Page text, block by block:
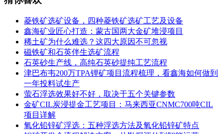
菱铁矿选矿设备，四种菱铁矿选矿工艺及设备
鑫海矿业匠心打造：蒙古国两大金矿堆浸项目
稀土矿为什么难选？这四大原因不可忽视
磁铁矿和石英伴生选矿流程
石英砂生产线，高纯石英砂提纯工艺流程
津巴布韦200万TPA锂矿项目流程梳理，看鑫海如何做到
一年投料试生产
萤石浮选效果好不好，取决于五个关键参数
金矿CIL炭浸提金工艺项目：马来西亚CNMC700吨CIL
项目详解
氧化铅锌矿浮选：五种浮选方法及氧化铅锌矿特点